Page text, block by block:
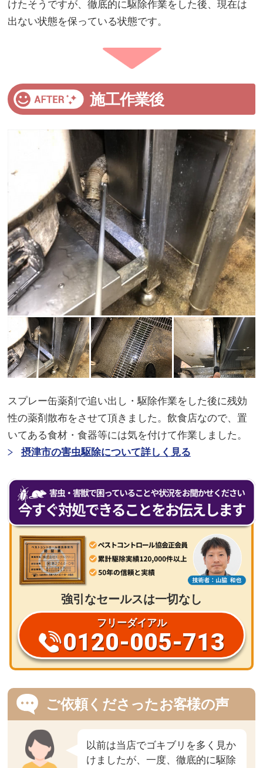
けたそうですが、徹底的に駆除作業をした後、現在は
出ない状態を保っている状態です。
施工作業後
スプレー缶薬剤で追い出し・駆除作業をした後に残効
性の薬剤散布をさせて頂きました。飲食店なので、置
いてある食材・食器等には気を付けて作業しました。
摂津市の害虫駆除について詳しく見る
強引なセールスは一切なし
フリーダイアル
0120-005-713
ご依頼くださったお客様の声
以前は当店でゴキブリを多く見か
けましたが、一度、徹底的に駆除